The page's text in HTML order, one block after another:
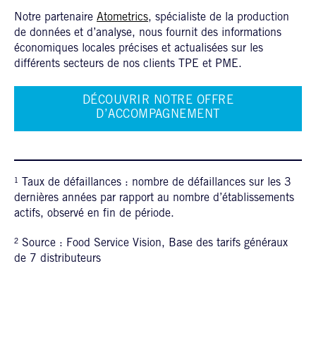
Notre partenaire Atometrics, spécialiste de la production
de données et d’analyse, nous fournit des informations
économiques locales précises et actualisées sur les
différents secteurs de nos clients TPE et PME.
DÉCOUVRIR NOTRE OFFRE
D’ACCOMPAGNEMENT
¹ Taux de défaillances : nombre de défaillances sur les 3
dernières années par rapport au nombre d’établissements
actifs, observé en fin de période.
² Source : Food Service Vision, Base des tarifs généraux
de 7 distributeurs